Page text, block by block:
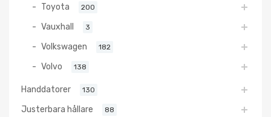
Toyota 200
Vauxhall 3
Volkswagen 182
Volvo 138
Handdatorer 130
Justerbara hållare 88